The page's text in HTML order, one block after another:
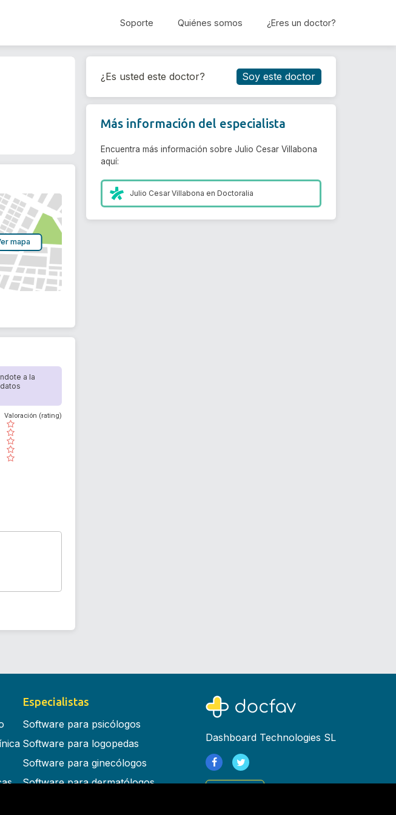
Soporte Quiénes somos ¿Eres un doctor?
Reservar cita
mapa
a la
( )
( )
( )
( )
( )
Valoración (rating)
¿Es usted este doctor? Soy este doctor
Más información del especialista
Encuentra más información sobre Julio Cesar Villabona
aquí:
Julio Cesar Villabona enDoctoralia
Especialistas
Software para psicólogos
Software para logopedas
Software para ginecólogos
Software para dermatólogos
Dashboard Technologies SL